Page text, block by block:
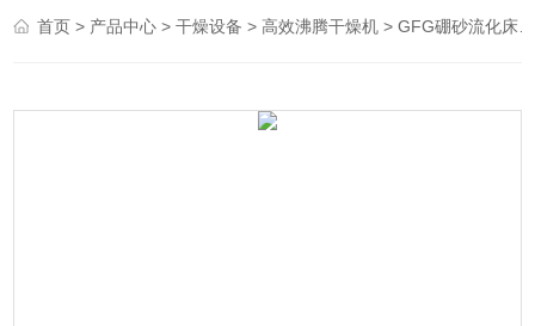
首页 > 产品中心 >干燥设备 >高效沸腾干燥机 > GFG硼砂流化床制粒干燥机